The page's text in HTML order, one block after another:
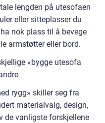
lengden på utesofaen
eller sitteplasser du
nok plass til å bevege
armstøtter eller bord.
«bygge utesofa
rygg» skiller seg fra
materialvalg, design,
de vanligste forskjellene